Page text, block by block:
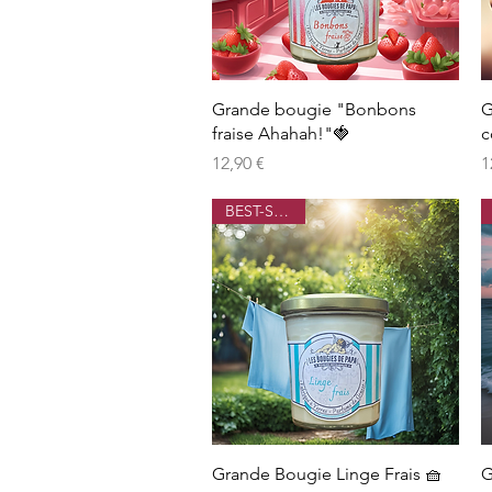
Aperçu rapide
Grande bougie "Bonbons
fraise Ahahah!"🍓
Prix
12,90 €
Aperçu rapide
BEST-SELLER
Grande Bougie Linge Frais 🧺